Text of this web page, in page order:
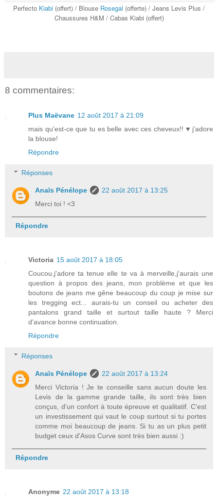
Perfecto Kiabi (offert) / Blouse Rosegal (offerte) / Jeans Levis Plus /
Chaussures H&M / Cabas Kiabi (offert)
8 commentaires:
Plus Maëvane 12 août 2017 à 21:09
mais qu'est-ce que tu es belle avec ces cheveux!! ♥ j'adore
la blouse!
Répondre
Réponses
Anaïs Pénélope
22 août 2017 à 13:25
Merci toi ! <3
Répondre
Victoria 15 août 2017 à 18:05
Coucou,j'adore ta tenue elle te va à merveille,j'aurais une
question à propos des jeans, mon problème et que les
boutons de jeans me gêne beaucoup du coup je mise sur
les tregging ect... aurais-tu un conseil ou acheter des
pantalons grand taille et surtout taille haute ? Merci
d'avance bonne continuation.
Répondre
Réponses
Anaïs Pénélope
22 août 2017 à 13:24
Merci Victoria ! Je te conseille sans aucun doute les
Levis de la gamme grande taille, ils sont très bien
conçus, d'un confort à toute épreuve et qualitatif. C'est
un investissement qui vaut le coup surtout si tu portes
comme moi beaucoup de jeans. Si tu as un plus petit
budget ceux d'Asos Curve sont très bien aussi :)
Répondre
Anonyme 22 août 2017 à 13:18